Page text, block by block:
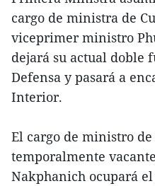
cargo de ministra de
viceprimer ministro
dejará su actual doble
Defensa y pasará a
Interior.
El cargo de ministro
temporalmente
Nakphanich ocupará